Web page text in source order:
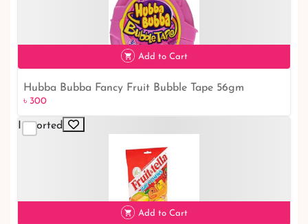
৳ 300
Add to Cart
Hubba Bubba Fancy Fruit Bubble Tape 56gm
৳ 300
Imported
Add to Cart